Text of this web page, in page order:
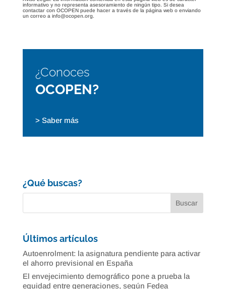
informativo y no representa asesoramiento de ningún tipo. Si desea
contactar con OCOPEN puede hacer a través de la página web o enviando
un correo a info@ocopen.org.
¿Conoces
OCOPEN?
> Saber más
¿Qué buscas?
Últimos artículos
Autoenrolment: la asignatura pendiente para activar
el ahorro previsional en España
El envejecimiento demográfico pone a prueba la
equidad entre generaciones, según Fedea